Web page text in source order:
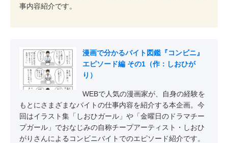
事内容紹介です。
漫画で分かるバイト図鑑『コンビニ』
エピソード編 その1（作：しおひが
り）
WEBで人気の漫画家が、自身の経験を
もとにさまざまなバイトの仕事内容を紹介する本企画。今
回はイラスト集「しおひガール」や「金曜日のドラマチー
プガール」でおなじみの自称チープアーティスト・しおひ
がりさんによるコンビニバイトでのエピソード紹介です。